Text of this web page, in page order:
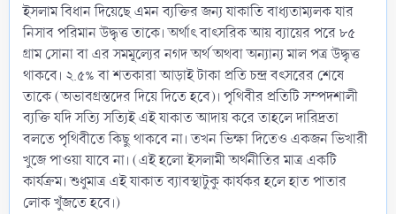
ইসলাম বিধান দিয়েছে এমন ব্যক্তির জন্য যাকাতি বাধ্যতাম্যলক যার
নিসাব পরিমান উদ্ধৃত্ত তাকে। অর্থাৎ বাৎসরিক আয় ব্যায়ের পরে ৮৫
গ্রাম সোনা বা এর সমমূল্যের নগদ অর্থ অথবা অন্যান্য মাল পত্র উদ্ধৃত্ত
থাকবে। ২.৫% বা শতকারা আড়াই টাকা প্রতি চন্দ্র বৎসরের শেষে
তাকে (অভাবগ্রস্তদের দিয়ে দিতে হবে)। পৃথিবীর প্রতিটি সম্পদশালী
ব্যক্তি যদি সত্যি সত্যিই এই যাকাত আদায় করে তাহলে দারিদ্রতা
বলতে পৃথিবীতে কিছু থাকবে না। তখন ভিক্ষা দিতেও একজন ভিখারী
খুজে পাওয়া যাবে না। (এই হলো ইসলামী অর্থনীতির মাত্র একটি
কার্যক্রম। শুধুমাত্র এই যাকাত ব্যাবস্থাটুকু কার্যকর হলে হাত পাতার
লোক খুঁজতে হবে।)